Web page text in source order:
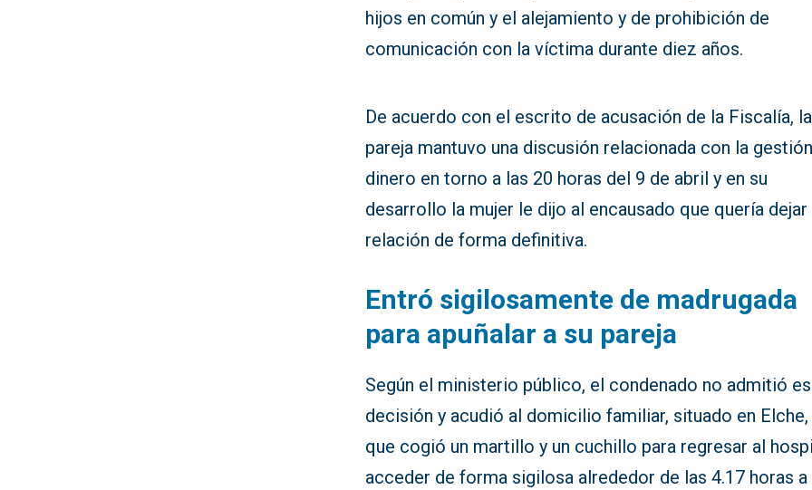
hijos en común y el alejamiento y de prohibición de
comunicación con la víctima durante diez años.
De acuerdo con el escrito de acusación de la Fiscalía, la
pareja mantuvo una discusión relacionada con la
dinero en torno a las 20 horas del 9 de abril y en su
desarrollo la mujer le dijo al encausado que quería dejar
relación de forma definitiva.
Entró sigilosamente de madrugada
para apuñalar a su pareja
Según el ministerio público, el condenado no admitió
decisión y acudió al domicilio familiar, situado en Elche,
que cogió un martillo y un cuchillo para regresar al
acceder de forma sigilosa alrededor de las 4.17 horas a